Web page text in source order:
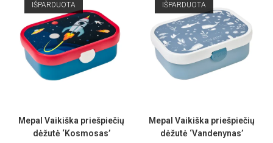
IŠPARDUOTA
Mepal Vaikiška priešpiečių
dėžutė ‘Kosmosas’
IŠPARDUOTA
Mepal Vaikiška priešpiečių
dėžutė ‘Vandenynas’